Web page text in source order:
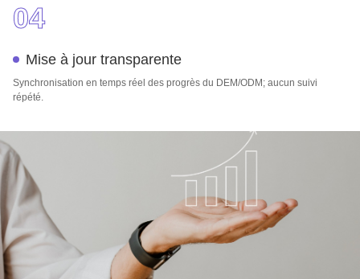
04
Mise à jour transparente
Synchronisation en temps réel des progrès du DEM/ODM; aucun suivi
répété.